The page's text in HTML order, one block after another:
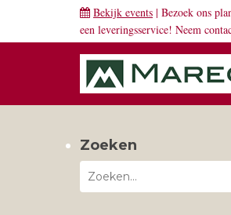
Bekijk events | Bezoek ons
een leveringsservice! Neem
Zoeken